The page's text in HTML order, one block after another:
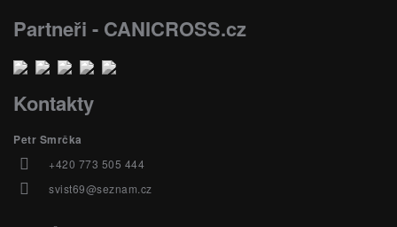
Partneři - CANICROSS.cz
Kontakty
Petr Smrčka
+420 773 505 444
svist69@seznam.cz